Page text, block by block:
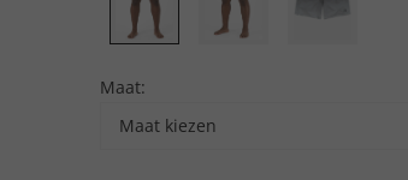
Maat:
Maat kiezen